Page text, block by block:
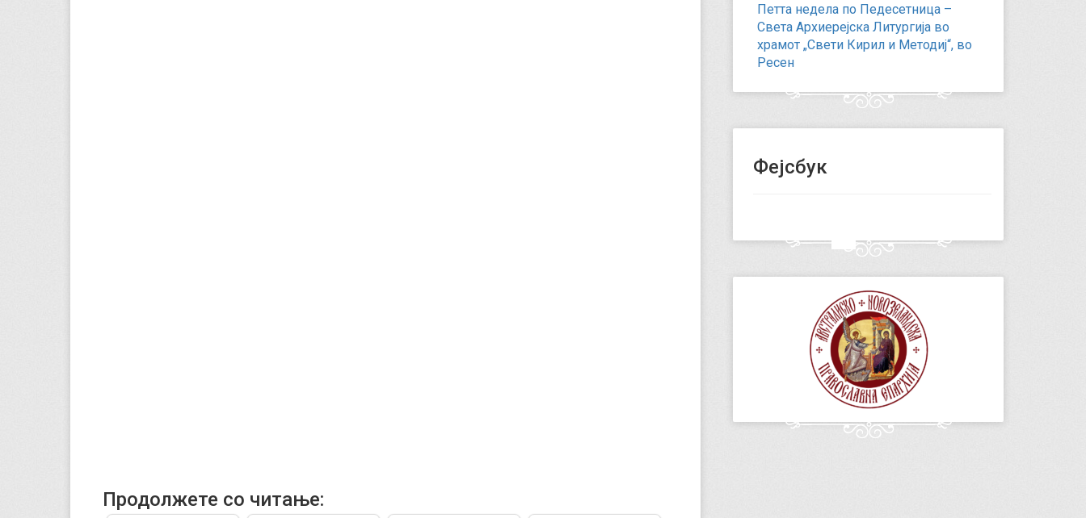
Продолжете со читање:
Петта недела по Педесетница –
Света Архиерејска Литургија во
храмот „Свети Кирил и Методиј“, во
Ресен
Фејсбук